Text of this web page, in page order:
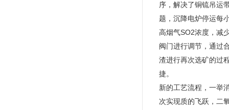
序，解决了铜锍吊运
题，沉降电炉停运每
高烟气SO2浓度，减
阀门进行调节，通过
渣进行再次选矿的过
捷。
新的工艺流程，一举
次实现质的飞跃，二